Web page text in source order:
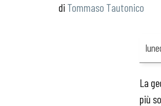
Tommaso Tautonico
La
più